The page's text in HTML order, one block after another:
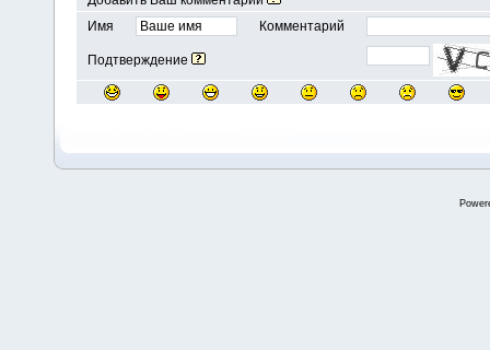
Имя
Комментарий
Подтверждение